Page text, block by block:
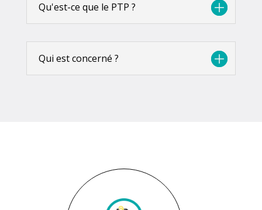
Qu'est-ce que le PTP ?
Qui est concerné ?